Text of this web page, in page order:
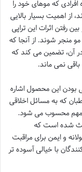
که موهای خود را
از اهمیت بسیار بالایی
رفتن اثرات این تراپی
منجر شوند. از آنجا که
آن، تضمین می کند که
نمی ماند.
بودن این محصول اشاره
که به مسائل اخلاقی
محسوب می شود.
شده است که
مسئولانه و ایمن برای مراقبت
با خیالی آسوده تر